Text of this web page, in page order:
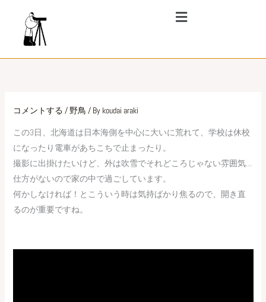
メ
ニ
コメントする /野鳥 / By koudai araki
この3日、北海道は日本海側を中心に大いに荒れて、学校は休校
になったり電車があちこちで止まったり。
撮影に出掛けたいけど、外は吹雪でそれどころじゃない雰囲気…
仕方がないので家の中で過ごしています。
何かしなければ！とこういう時は気持ばかり焦るので、開き直
るのが重要ですね。